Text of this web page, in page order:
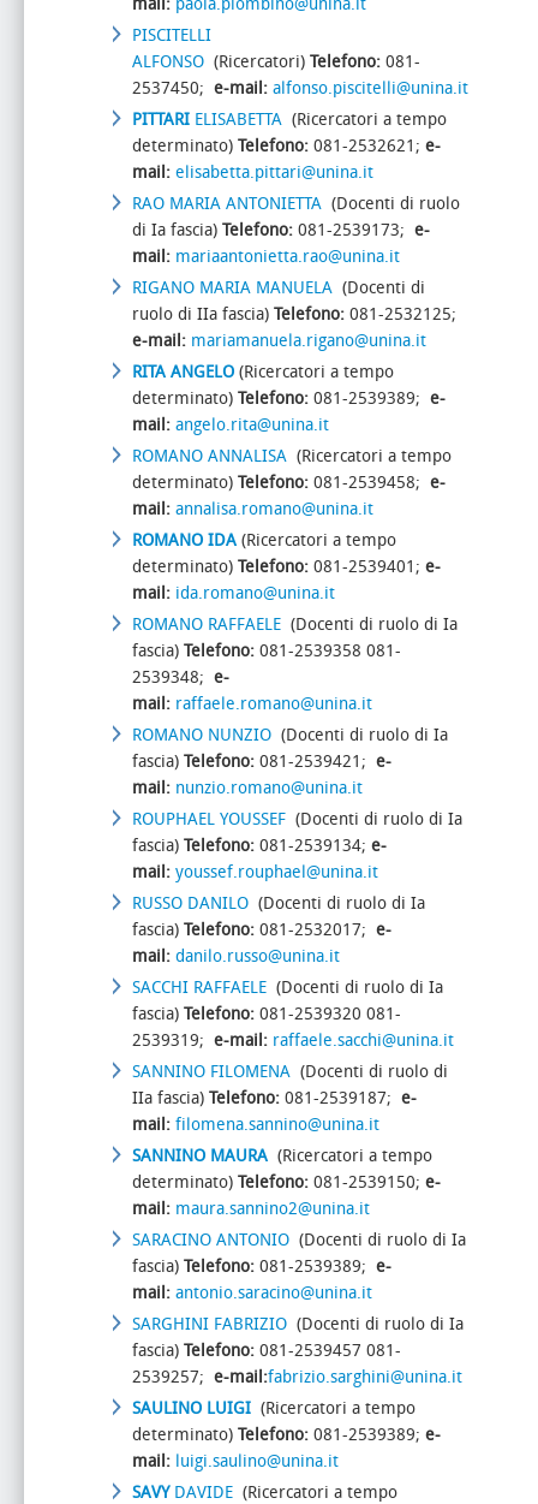
mail: paola.piombino@unina.it
PISCITELLI
ALFONSO (Ricercatori) Telefono: 081-
2537450; e-mail: alfonso.piscitelli@unina.it
PITTARI ELISABETTA (Ricercatori a tempo
determinato) Telefono: 081-2532621; e-
mail: elisabetta.pittari@unina.it
RAO MARIA ANTONIETTA (Docenti di ruolo
di Ia fascia) Telefono: 081-2539173; e-
mail: mariaantonietta.rao@unina.it
RIGANO MARIA MANUELA (Docenti di
ruolo di IIa fascia) Telefono: 081-2532125;
e-mail: mariamanuela.rigano@unina.it
RITA ANGELO (Ricercatori a tempo
determinato) Telefono: 081-2539389; e-
mail: angelo.rita@unina.it
ROMANO ANNALISA (Ricercatori a tempo
determinato) Telefono: 081-2539458; e-
mail: annalisa.romano@unina.it
ROMANO IDA (Ricercatori a tempo
determinato) Telefono: 081-2539401; e-
mail: ida.romano@unina.it
ROMANO RAFFAELE (Docenti di ruolo di Ia
fascia) Telefono: 081-2539358 081-
2539348; e-
mail: raffaele.romano@unina.it
ROMANO NUNZIO (Docenti di ruolo di Ia
fascia) Telefono: 081-2539421; e-
mail: nunzio.romano@unina.it
ROUPHAEL YOUSSEF (Docenti di ruolo di Ia
fascia) Telefono: 081-2539134; e-
mail: youssef.rouphael@unina.it
RUSSO DANILO (Docenti di ruolo di Ia
fascia) Telefono: 081-2532017; e-
mail: danilo.russo@unina.it
SACCHI RAFFAELE (Docenti di ruolo di Ia
fascia) Telefono: 081-2539320 081-
2539319; e-mail: raffaele.sacchi@unina.it
SANNINO FILOMENA (Docenti di ruolo di
IIa fascia) Telefono: 081-2539187; e-
mail: filomena.sannino@unina.it
SANNINO MAURA (Ricercatori a tempo
determinato) Telefono: 081-2539150; e-
mail: maura.sannino2@unina.it
SARACINO ANTONIO (Docenti di ruolo di Ia
fascia) Telefono: 081-2539389; e-
mail: antonio.saracino@unina.it
SARGHINI FABRIZIO (Docenti di ruolo di Ia
fascia) Telefono: 081-2539457 081-
2539257; e-mail:fabrizio.sarghini@unina.it
SAULINO LUIGI (Ricercatori a tempo
determinato) Telefono: 081-2539389; e-
mail: luigi.saulino@unina.it
SAVYDAVIDE (Ricercatori a tempo